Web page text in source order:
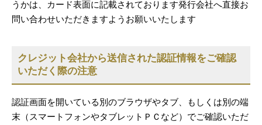
うかは、カード表面に記載されております発行会社へ直接お
問い合わせいただきますようお願いいたします
クレジット会社から送信された認証情報をご確認
いただく際の注意
認証画面を開いている別のブラウザやタブ、もしくは別の端
末（スマートフォンやタブレットＰＣなど）でご確認いただ